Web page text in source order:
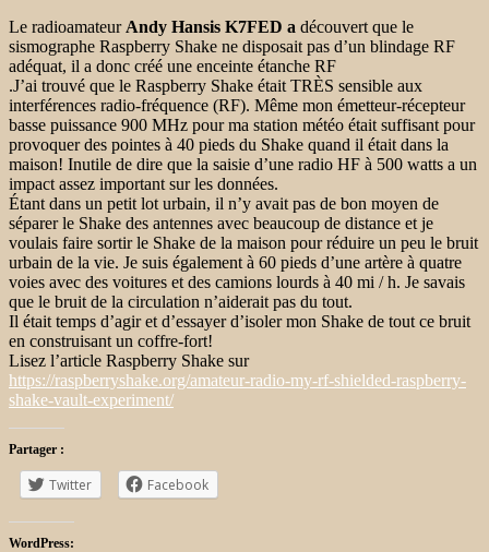
Le radioamateur Andy Hansis K7FED a découvert que le
sismographe Raspberry Shake ne disposait pas d’un blindage RF
adéquat, il a donc créé une enceinte étanche RF
.J’ai trouvé que le Raspberry Shake était TRÈS sensible aux
interférences radio-fréquence (RF). Même mon émetteur-récepteur
basse puissance 900 MHz pour ma station météo était suffisant pour
provoquer des pointes à 40 pieds du Shake quand il était dans la
maison! Inutile de dire que la saisie d’une radio HF à 500 watts a un
impact assez important sur les données.
Étant dans un petit lot urbain, il n’y avait pas de bon moyen de
séparer le Shake des antennes avec beaucoup de distance et je
voulais faire sortir le Shake de la maison pour réduire un peu le bruit
urbain de la vie. Je suis également à 60 pieds d’une artère à quatre
voies avec des voitures et des camions lourds à 40 mi / h. Je savais
que le bruit de la circulation n’aiderait pas du tout.
Il était temps d’agir et d’essayer d’isoler mon Shake de tout ce bruit
en construisant un coffre-fort!
Lisez l’article Raspberry Shake sur
https://raspberryshake.org/amateur-radio-my-rf-shielded-raspberry-
shake-vault-experiment/
Partager :
Twitter Facebook
WordPress: